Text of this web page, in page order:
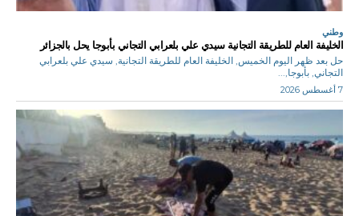
وطني
الخليفة العام للطريقة التجانية سيدي علي بلعرابي التجاني بأبوجا يحل بالجزائر
حل بعد ظهر اليوم الخميس, الخليفة العام للطريقة التجانية, سيدي علي بلعرابي
التجاني, بأبوجا,...
7 أغسطس 2026